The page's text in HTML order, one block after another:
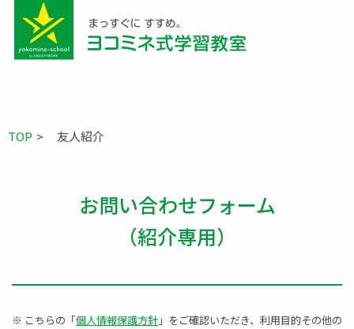
TOP 友人紹介
お問い合わせフォーム
（紹介専用）
※ こちらの「個人情報保護方針 」をご確認いただき、利用目的その他の